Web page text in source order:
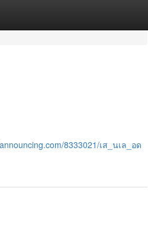
8333021/เส_นเล_อด